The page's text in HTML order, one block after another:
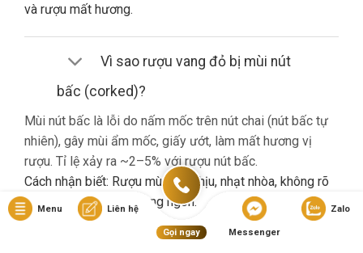
và rượu mất hương.
Vì sao rượu vang đỏ bị mùi nút
bấc (corked)?
Mùi nút bấc là lỗi do nấm mốc trên nút chai (nút bấc tự
nhiên), gây mùi ẩm mốc, giấy ướt, làm mất hương vị
rượu. Tỉ lệ xảy ra ~2–5% với rượu nút bấc.
Cách nhận biết: Rượu mùi khó chịu, nhạt nhòa, không rõ
hương trái cây dù là vang ngon.
Nếu gặp lỗi này, bạn nên liên hệ cửa hàng đổi trả (nếu có
Menu Liên hệ
Gọi ngay Messenger
Zalo